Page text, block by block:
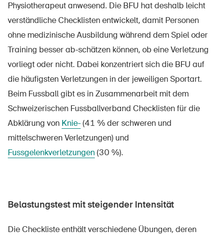
Physiotherapeut anwesend. Die BFU hat deshalb leicht
verständliche Checklisten entwickelt, damit Personen
ohne medizinische Ausbildung während dem Spiel oder
Training besser ab-schätzen können, ob eine Verletzung
vorliegt oder nicht. Dabei konzentriert sich die BFU auf
die häufigsten Verletzungen in der jeweiligen Sportart.
Beim Fussball gibt es in Zusammenarbeit mit dem
Schweizerischen Fussballverband Checklisten für die
Abklärung von Knie-(41 % der schweren und
mittelschweren Verletzungen) und
Fussgelenkverletzungen(30 %).
Belastungstest mit steigender Intensität
Die Checkliste enthält verschiedene Übungen, deren